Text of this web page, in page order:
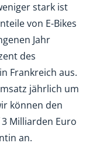
stark ist
von E-Bikes
Jahr
des
Frankreich aus.
jährlich um
können den
Milliarden Euro
an.